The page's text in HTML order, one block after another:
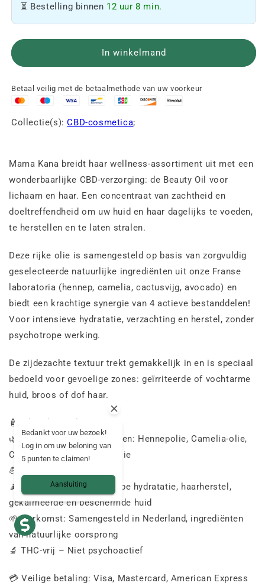
en
haar
en
haar
verhogen
⏳ Bestelling binnen 12 uur 8 min.
In winkelmand
Betaal veilig met de betaalmethode van uw voorkeur
Collectie(s):CBD-cosmetica;
Mama Kana breidt haar wellness-assortiment uit met een
wonderbaarlijke CBD-verzorging: de Beauty Oil voor
lichaam en haar. Een concentraat van zachtheid en
doeltreffendheid om uw huid en haar dagelijks te voeden,
te herstellen en te laten stralen.
Deze rijke olie is samengesteld op basis van zorgvuldig
geselecteerde natuurlijke ingrediënten uit onze Franse
laboratoria (hennep, camelia, cactusvijg, avocado) en
biedt een krachtige synergie van 4 actieve bestanddelen!
Voor intensieve hydratatie, verzachting en herstel, zonder
psychotrope werking.
De zijdezachte textuur trekt gemakkelijk in en is speciaal
bedoeld voor gevoelige zones: geïrriteerde of vochtarme
huid, broos of dof haar.
🧴 Inhoud: 30 ml
🌿 Belangrijkste ingrediënten: Hennepolie, Camelia-olie,
Cactusvijgolie, Avocado-olie
💪 CBD: 2700 mg
🧘 Mogelijke effecten: Diepe hydratatie, haarherstel,
gekalmeerde en beschermde huid
🌱 Herkomst: Samengesteld in Nederland, ingrediënten
van natuurlijke oorsprong
🔬 THC-vrij – Niet psychoactief
💳 Veilige betaling: Visa, Mastercard, American Express
Bedankt voor uw bezoek!
Log in om uw beloning van
5 punten te claimen!
Aansluiting